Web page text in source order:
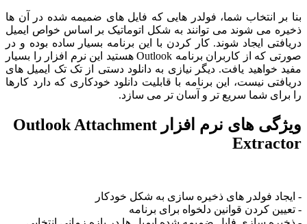
بنا بر انتخاب شما، فولدر هایی که فایل های ضمیمه شده در آن ها
ذخیره می شوند می توانند به شکل اتوماتیک بر اساس خواص ایمیل
دریافتی ایجاد شوند. کار کردن با این برنامه بسیار ساده بوده و در
صورتی که از کاربران برنامه Outlook هستید این نرم افزار را بسیار
مفید خواهید یافت. دیگر نیازی به دانلود دستی از تک تک ایمیل های
دریافتی نیست، این برنامه با قابلیت دانلود خودکاری که دارد کارها
را برای شما سریع تر و آسان تر می سازد.
ویژگی های نرم افزار Outlook Attachment
Extractor
- ایجاد فولدر های ذخیره سازی به شکل خودکار
- تعیین کردن قوانین دلخواه برای برنامه